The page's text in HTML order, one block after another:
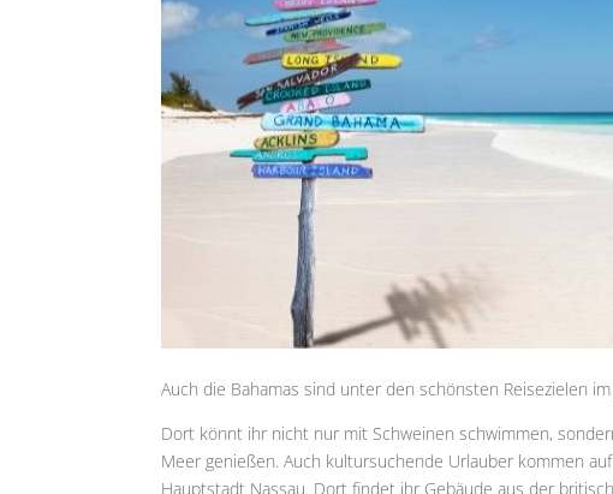
Auch die Bahamas sind unter den schönsten Reisezielen im
Dort könnt ihr nicht nur mit Schweinen schwimmen,
Meer genießen. Auch kultursuchende Urlauber kommen
Hauptstadt Nassau. Dort findet ihr Gebäude aus der